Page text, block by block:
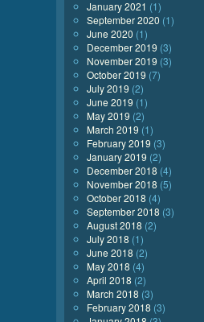
January 2021 (1)
September 2020 (1)
June 2020 (1)
December 2019 (3)
November 2019 (3)
October 2019 (7)
July 2019 (2)
June 2019 (1)
May 2019 (2)
March 2019 (1)
February 2019 (3)
January 2019 (2)
December 2018 (4)
November 2018 (5)
October 2018 (4)
September 2018 (3)
August 2018 (2)
July 2018 (1)
June 2018 (2)
May 2018 (4)
April 2018 (2)
March 2018 (3)
February 2018 (3)